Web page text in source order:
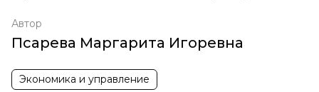
Автор
Псарева Маргарита Игоревна
Экономика и управление